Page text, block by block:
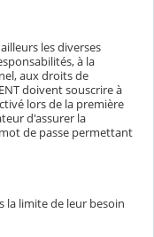
les diverses
à la
aux droits de
doivent souscrire à
lors de la première
d'assurer la
de passe permettant
la limite de leur besoin